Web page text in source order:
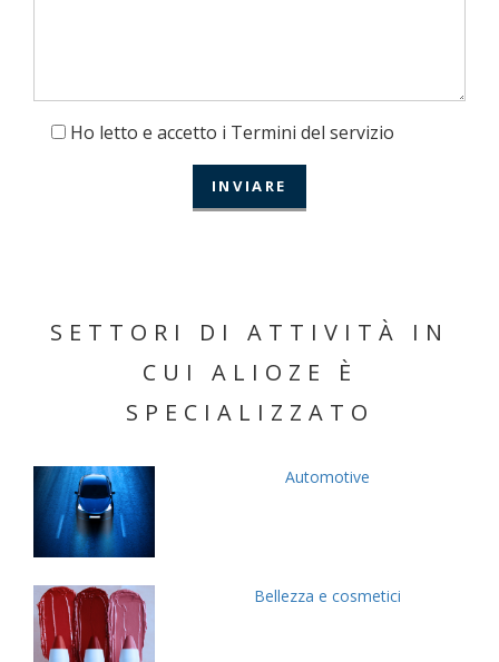
Ho letto e accetto i Termini del servizio
SETTORI DI ATTIVITÀ IN
CUI ALIOZE È
SPECIALIZZATO
Automotive
Bellezza e cosmetici